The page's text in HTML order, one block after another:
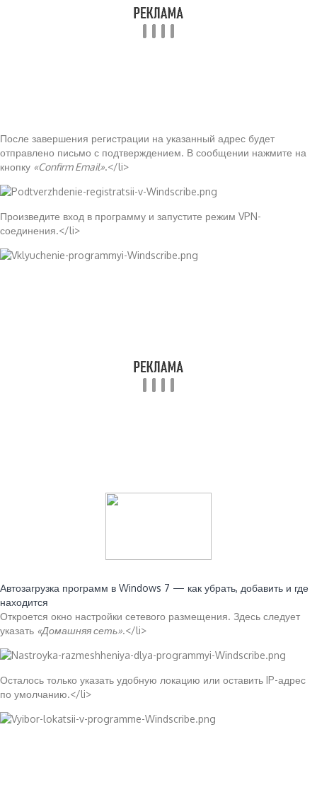
После завершения регистрации на указанный адрес будет
отправлено письмо с подтверждением. В сообщении нажмите на
кнопку «Confirm Email».</li>
Произведите вход в программу и запустите режим VPN-
соединения.</li>
Автозагрузка программ в Windows 7 — как убрать, добавить и где
находится
Откроется окно настройки сетевого размещения. Здесь следует
указать «Домашняя сеть».</li>
Осталось только указать удобную локацию или оставить IP-адрес
по умолчанию.</li>